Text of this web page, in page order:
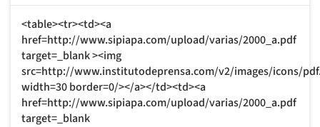
<table><tr><td><a
href=http://www.sipiapa.com/upload/varias/2000_a.pdf
target=_blank ><img
src=http://www.institutodeprensa.com/v2/images/icons/
width=30 border=0/></a></td><td><a
href=http://www.sipiapa.com/upload/varias/2000_a.pdf
target=_blank